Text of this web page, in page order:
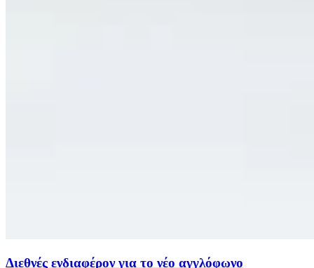
Διεθνές ενδιαφέρον για το νέο αγγλόφωνο